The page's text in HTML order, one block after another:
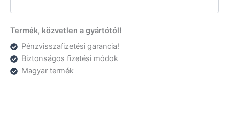
Termék, közvetlen a gyártótól!
Pénzvisszafizetési garancia!
Biztonságos fizetési módok
Magyar termék